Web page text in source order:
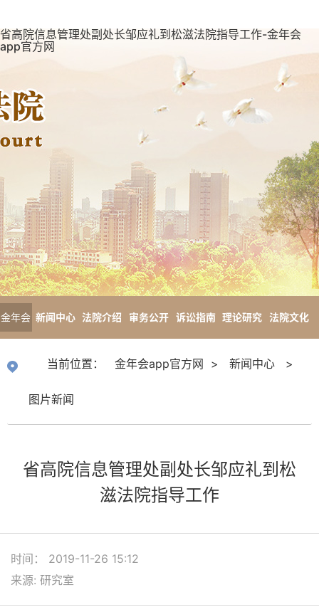
省高院信息管理处副处长邹应礼到松滋法院指导工作-金年会
app官方网
金年会
方网
新闻中心 法院介绍 审务公开 诉讼指南 理论研究 法院文化
当前位置： 金年会app官方网 > 新闻中心 >
图片新闻
省高院信息管理处副处长邹应礼到松
滋法院指导工作
时间： 2019-11-26 15:12
来源: 研究室